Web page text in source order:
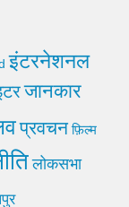
इंटरनेशनल
जानकार
प्रवचन फ़िल्म
लोकसभा